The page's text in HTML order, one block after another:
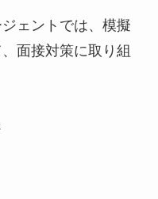
ェントでは、模擬
面接対策に取り組